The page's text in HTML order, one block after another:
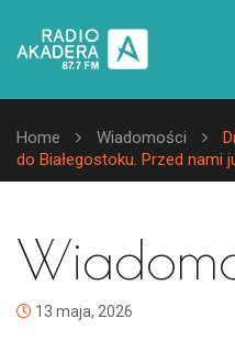
Home Wiadomości
do Białegostoku. Przed nami
13 maja, 2026